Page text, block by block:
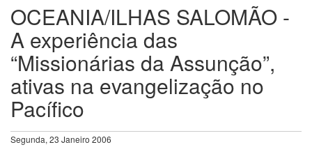
OCEANIA/ILHAS SALOMÃO -
A experiência das
“Missionárias da Assunção”,
ativas na evangelização no
Pacífico
Segunda, 23 Janeiro 2006